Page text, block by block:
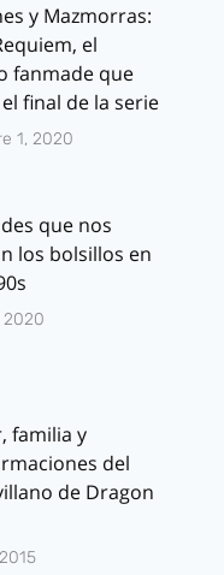
y Mazmorras:
el
fanmade que
final de la serie
1, 2020
que nos
los bolsillos en
2020
familia y
del
de Dragon